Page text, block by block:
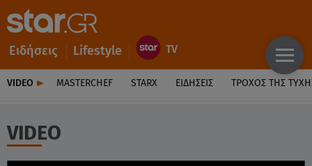
Ειδήσεις Lifestyle
VIDEO MASTERCHEF STARX ΕΙΔΉΣΕΙΣ ΤΡΟΧΌΣ ΤΗΣ
VIDEO